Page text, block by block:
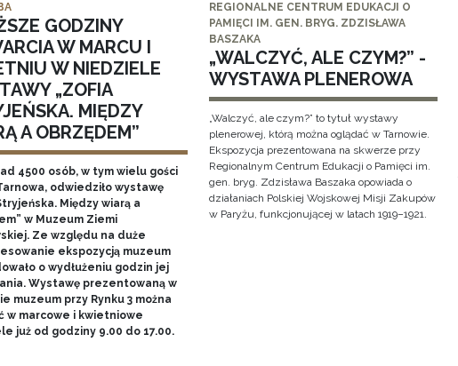
GODZINY
W MARCU I
W NIEDZIELE
„ZOFIA
MIĘDZY
A OBRZĘDEM”
4500 osób, w tym wielu gości
odwiedziło wystawę
Między wiarą a
w Muzeum Ziemi
Ze względu na duże
ekspozycją muzeum
o wydłużeniu godzin jej
Wystawę prezentowaną w
muzeum przy Rynku 3 można
w marcowe i kwietniowe
już od godziny 9.00 do 17.00.
REGIONALNE CENTRUM EDUKACJI O
PAMIĘCI IM. GEN. BRYG. ZDZISŁAWA
BASZAKA
„WALCZYĆ, ALE CZYM?” -
WYSTAWA PLENEROWA
„Walczyć, ale czym?” to tytuł wystawy
plenerowej, którą można oglądać w Tarnowie.
Ekspozycja prezentowana na skwerze przy
Regionalnym Centrum Edukacji o Pamięci im.
gen. bryg. Zdzisława Baszaka opowiada o
działaniach Polskiej Wojskowej Misji Zakupów
w Paryżu, funkcjonującej w latach 1919–1921.